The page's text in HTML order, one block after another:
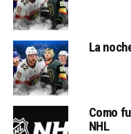
La
Como
NHL